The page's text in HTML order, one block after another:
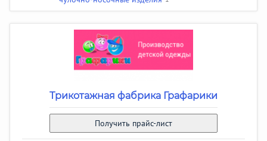
Трикотажная фабрика Графарики
Получить прайс-лист